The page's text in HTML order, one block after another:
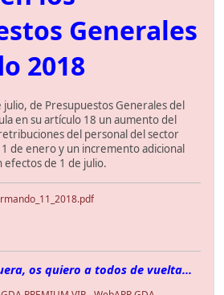
Generales
2018
de Presupuestos Generales del
en su artículo 18 un aumento del
del personal del sector
de enero y un incremento adicional
de 1 de julio.
os quiero a todos de vuelta...